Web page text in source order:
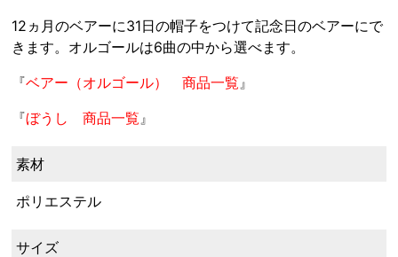
12ヵ月のベアーに31日の帽子をつけて記念日のベアーにで
きます。オルゴールは6曲の中から選べます。
『ベアー（オルゴール） 商品一覧 』
『ぼうし 商品一覧 』
素材
ポリエステル
サイズ